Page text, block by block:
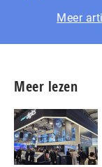
Meer
Meer lezen